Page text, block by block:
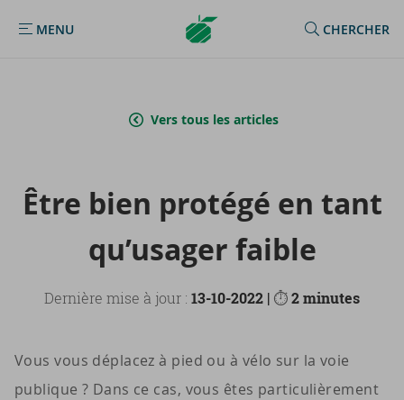
MENU
MENU
Argenta
Homepage
CHERCHER
Vers tous les articles
Être bien pro­té­gé en tant
qu’usa­ger faible
Dernière mise à jour : 13-10-2022 | ⏱2 minutes
Vous vous déplacez à pied ou à vélo sur la voie
publique ? Dans ce cas, vous êtes particulièrement